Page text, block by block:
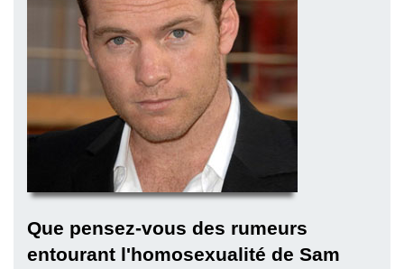
Que pensez-vous des rumeurs
entourant l'homosexualité de Sam